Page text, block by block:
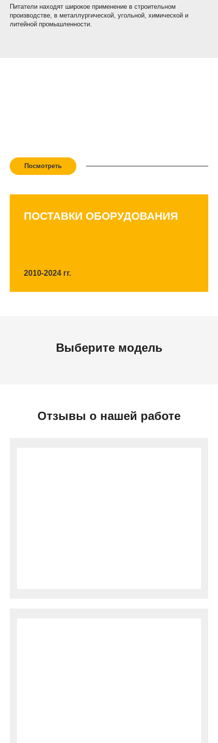
Питатели находят широкое применение в строительном
производстве, в металлургической, угольной, химической и
литейной промышленности.
Посмотреть
ПОСТАВКИ ОБОРУДОВАНИЯ
2010-2024 гг.
Выберите модель
Отзывы о нашей работе